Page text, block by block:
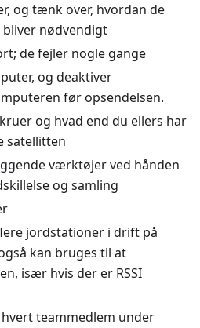
og tænk over, hvordan de
bliver nødvendigt
de fejler nogle gange
og deaktiver
før opsendelsen.
og hvad end du ellers har
satellitten
værktøjer ved hånden
og samling
jordstationer i drift på
kan bruges til at
især hvis der er RSSI
teammedlem under